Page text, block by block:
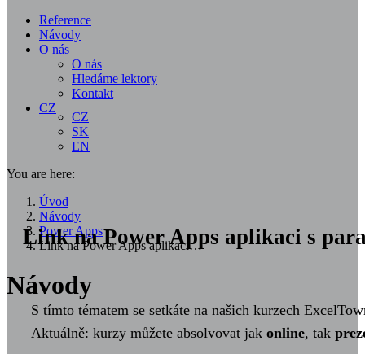
Reference
Návody
O nás
O nás
Hledáme lektory
Kontakt
CZ
CZ
SK
EN
You are here:
Úvod
Návody
Power Apps
Link na Power Apps aplikaci…
Návody
Link na Power Apps aplikaci s
S tímto tématem se setkáte na našich kurzech
Aktuálně: kurzy můžete absolvovat jak online, tak